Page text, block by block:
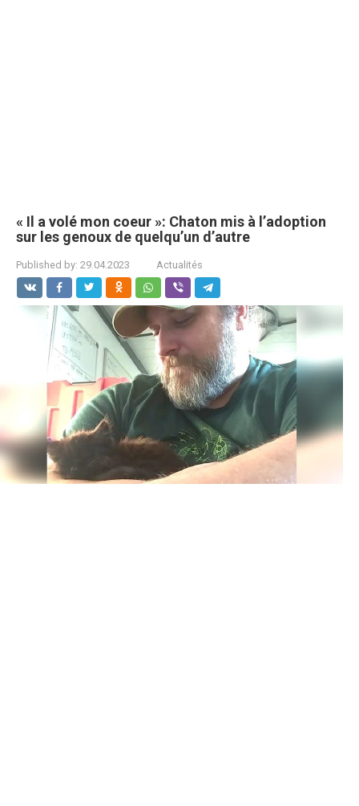
« Il a volé mon coeur »: Chaton mis à l’adoption
sur les genoux de quelqu’un d’autre
Published by: 29.04.2023 Actualités